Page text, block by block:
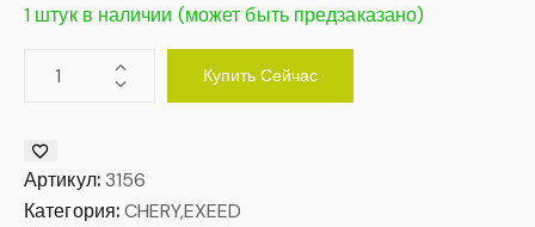
1 штук в наличии (может быть предзаказано)
Купить Сейчас
Артикул: 3156
Категория:CHERY,EXEED